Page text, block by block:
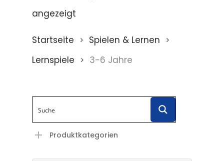
angezeigt
Startseite
Spielen & Lernen
Lernspiele
3-6 Jahre
Produktkategorien